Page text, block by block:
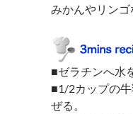
みかんやリン
■ゼラチンへ水
■1/2カップの
ぜる。